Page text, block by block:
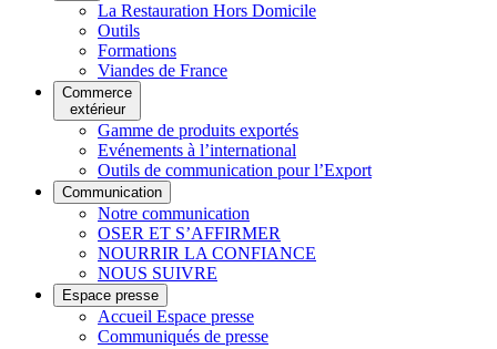
La Restauration Hors Domicile
Outils
Formations
Viandes de France
Commerce
extérieur
Gamme de produits exportés
Evénements à l’international
Outils de communication pour l’Export
Communication
Notre communication
OSER ET S’AFFIRMER
NOURRIR LA CONFIANCE
NOUS SUIVRE
Espace presse
Accueil Espace presse
Communiqués de presse